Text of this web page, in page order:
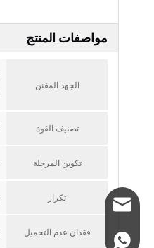
مواصفات المنتج
الجهد المقنن
تصنيف القوة
تكوين المرحلة
تكرار
فقدان عدم التحميل
+86 18952212851